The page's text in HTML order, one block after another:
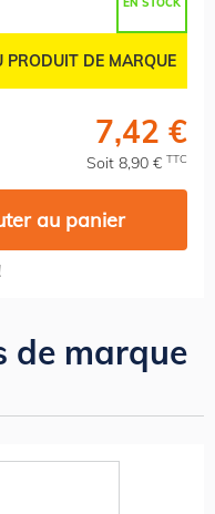
PRODUIT DE MARQUE
7,42 €
Soit 8,90 € TTC
au panier
de marque